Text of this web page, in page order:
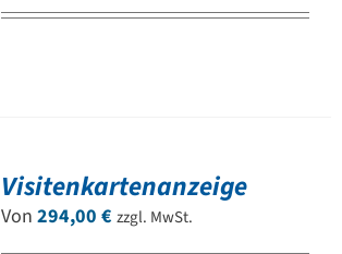
Visitenkartenanzeige
Von 294,00 € zzgl. MwSt.